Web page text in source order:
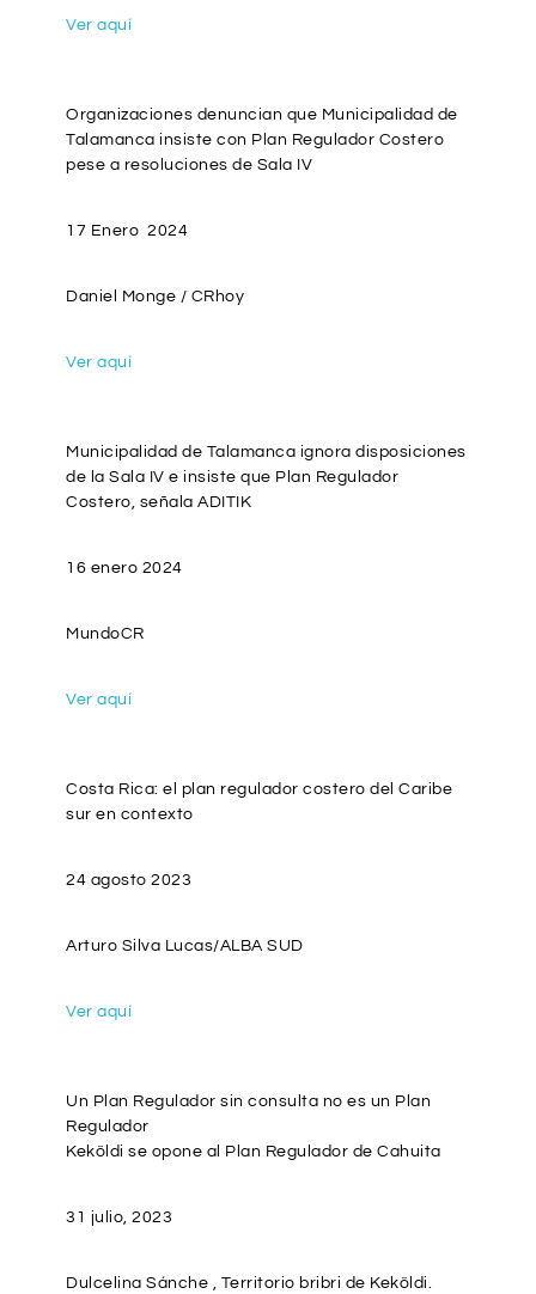
Ver aquí
Organizaciones denuncian que Municipalidad de
Talamanca insiste con Plan Regulador Costero
pese a resoluciones de Sala IV
17 Enero 2024
Daniel Monge / CRhoy
Ver aquí
Municipalidad de Talamanca ignora disposiciones
de la Sala IV e insiste que Plan Regulador
Costero, señala ADITIK
16 enero 2024
MundoCR
Ver aquí
Costa Rica: el plan regulador costero del Caribe
sur en contexto
24 agosto 2023
Arturo Silva Lucas/ALBA SUD
Ver aquí
Un Plan Regulador sin consulta no es un Plan
Regulador
Keköldi se opone al Plan Regulador de Cahuita
31 julio, 2023
Dulcelina Sánche , Territorio bribri de Keköldi.